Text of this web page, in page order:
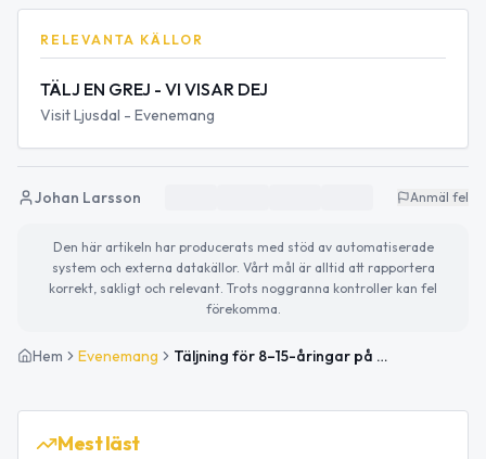
RELEVANTA KÄLLOR
TÄLJ EN GREJ - VI VISAR DEJ
Visit Ljusdal - Evenemang
Johan Larsson Anmäl fel
Den här artikeln har producerats med stöd av automatiserade
system och externa datakällor. Vårt mål är alltid att rapportera
korrekt, sakligt och relevant. Trots noggranna kontroller kan fel
förekomma.
Hem Evenemang Täljning för 8–15-åringar på Hembygdsgården i Järvsö
Mest läst